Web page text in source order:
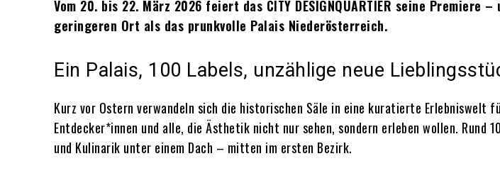
Vom 20. bis 22. März 2026 feiert das CITY DESIGNQUARTIER seine Premiere
geringeren Ort als das prunkvolle Palais Niederösterreich.
Ein Palais, 100 Labels, unzählige neue
Kurz vor Ostern verwandeln sich die historischen Säle in eine kuratierte Erlebniswelt
Entdecker*innen und alle, die Ästhetik nicht nur sehen, sondern erleben wollen. Rund
und Kulinarik unter einem Dach – mitten im ersten Bezirk.